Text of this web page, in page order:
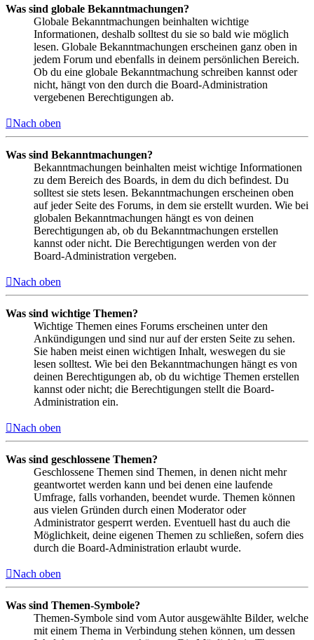
Was sind globale Bekanntmachungen?
Globale Bekanntmachungen beinhalten wichtige
Informationen, deshalb solltest du sie so bald wie möglich
lesen. Globale Bekanntmachungen erscheinen ganz oben in
jedem Forum und ebenfalls in deinem persönlichen Bereich.
Ob du eine globale Bekanntmachung schreiben kannst oder
nicht, hängt von den durch die Board-Administration
vergebenen Berechtigungen ab.
Nach oben
Was sind Bekanntmachungen?
Bekanntmachungen beinhalten meist wichtige Informationen
zu dem Bereich des Boards, in dem du dich befindest. Du
solltest sie stets lesen. Bekanntmachungen erscheinen oben
auf jeder Seite des Forums, in dem sie erstellt wurden. Wie bei
globalen Bekanntmachungen hängt es von deinen
Berechtigungen ab, ob du Bekanntmachungen erstellen
kannst oder nicht. Die Berechtigungen werden von der
Board-Administration vergeben.
Nach oben
Was sind wichtige Themen?
Wichtige Themen eines Forums erscheinen unter den
Ankündigungen und sind nur auf der ersten Seite zu sehen.
Sie haben meist einen wichtigen Inhalt, weswegen du sie
lesen solltest. Wie bei den Bekanntmachungen hängt es von
deinen Berechtigungen ab, ob du wichtige Themen erstellen
kannst oder nicht; die Berechtigungen stellt die Board-
Administration ein.
Nach oben
Was sind geschlossene Themen?
Geschlossene Themen sind Themen, in denen nicht mehr
geantwortet werden kann und bei denen eine laufende
Umfrage, falls vorhanden, beendet wurde. Themen können
aus vielen Gründen durch einen Moderator oder
Administrator gesperrt werden. Eventuell hast du auch die
Möglichkeit, deine eigenen Themen zu schließen, sofern dies
durch die Board-Administration erlaubt wurde.
Nach oben
Was sind Themen-Symbole?
Themen-Symbole sind vom Autor ausgewählte Bilder, welche
mit einem Thema in Verbindung stehen können, um dessen